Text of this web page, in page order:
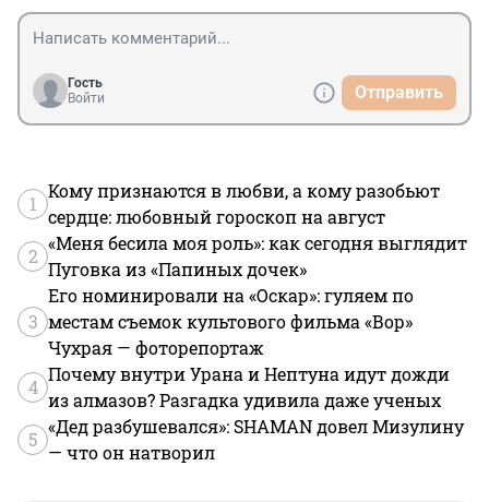
Гость
Войти
Отправить
1
Кому признаются в любви, а кому разобьют
сердце: любовный гороскоп на август
2
«Меня бесила моя роль»: как сегодня выглядит
Пуговка из «Папиных дочек»
3
Его номинировали на «Оскар»: гуляем по
местам съемок культового фильма «Вор»
Чухрая — фоторепортаж
4
Почему внутри Урана и Нептуна идут дожди
из алмазов? Разгадка удивила даже ученых
5
«Дед разбушевался»: SHAMAN довел Мизулину
— что он натворил